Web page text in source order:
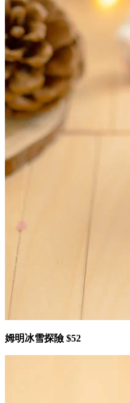
姆明冰雪探險 $52